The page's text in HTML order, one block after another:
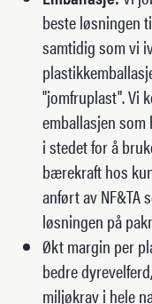
beste løsningen
samtidig som vi
"jomfruplast". Vi
emballasjen
i stedet for å
bærekraft hos
anført av NF&TA
løsningen på
Økt margin per
bedre
miljøkrav i hele